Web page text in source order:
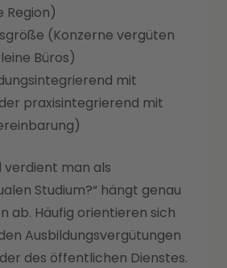
Region)
(Konzerne vergüten
Büros)
mit
praxisintegrierend mit
verdient man als
Studium?“ hängt genau
ab. Häufig orientieren sich
Ausbildungsvergütungen
des öffentlichen Dienstes.